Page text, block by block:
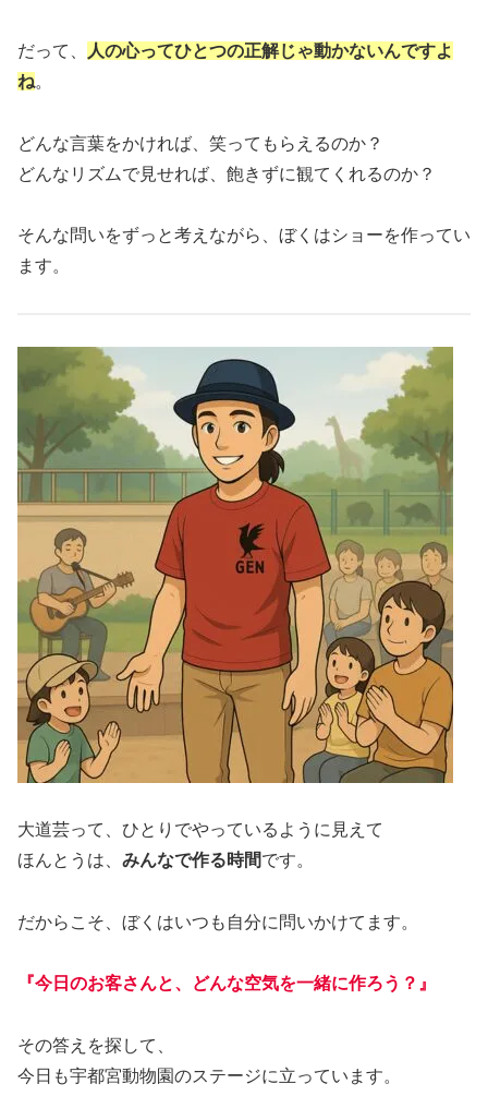
だって、
人の心ってひとつの正解じゃ動かないんですよ
ね。
どんな言葉をかければ、笑ってもらえるのか？
どんなリズムで見せれば、飽きずに観てくれるのか？
そんな問いをずっと考えながら、ぼくはショーを作ってい
ます。
大道芸って、ひとりでやっているように見えて
ほんとうは、 みんなで作る時間です。
だからこそ、ぼくはいつも自分に問いかけてます。
『今日のお客さんと、どんな空気を一緒に作ろう？』
その答えを探して、
今日も宇都宮動物園のステージに立っています。